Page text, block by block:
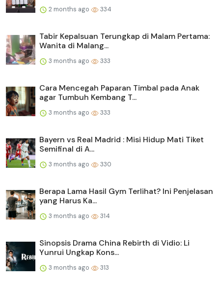
2 months ago 334
Tabir Kepalsuan Terungkap di Malam Pertama:
Wanita di Malang...
3 months ago 333
Cara Mencegah Paparan Timbal pada Anak
agar Tumbuh Kembang T...
3 months ago 333
Bayern vs Real Madrid : Misi Hidup Mati Tiket
Semifinal di A...
3 months ago 330
Berapa Lama Hasil Gym Terlihat? Ini Penjelasan
yang Harus Ka...
3 months ago 314
Sinopsis Drama China Rebirth di Vidio: Li
Yunrui Ungkap Kons...
3 months ago 313